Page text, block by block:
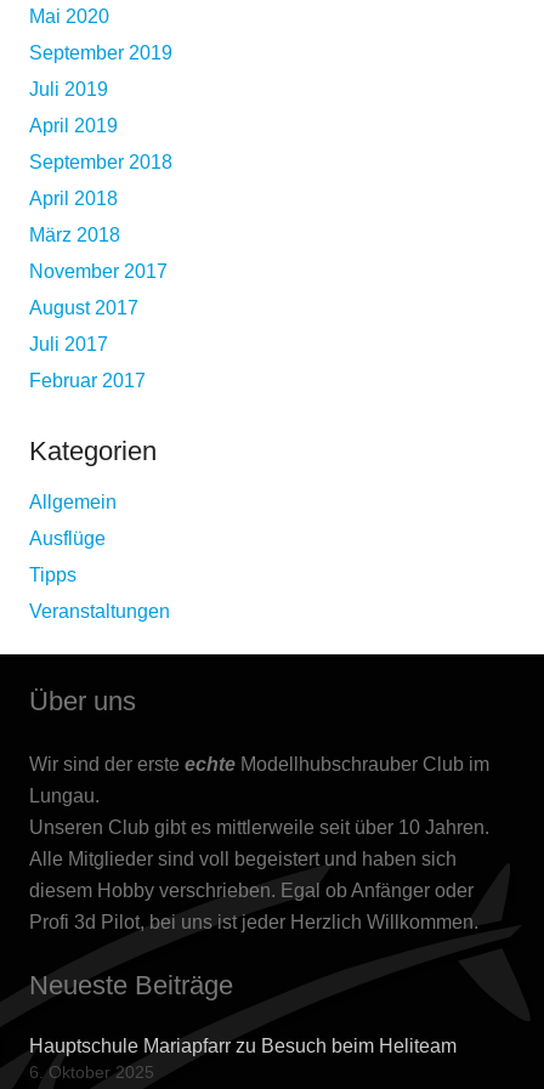
Mai 2020
September 2019
Juli 2019
April 2019
September 2018
April 2018
März 2018
November 2017
August 2017
Juli 2017
Februar 2017
Kategorien
Allgemein
Ausflüge
Tipps
Veranstaltungen
Über uns
Wir sind der erste echte Modellhubschrauber Club im
Lungau.
Unseren Club gibt es mittlerweile seit über 10 Jahren.
Alle Mitglieder sind voll begeistert und haben sich
diesem Hobby verschrieben. Egal ob Anfänger oder
Profi 3d Pilot, bei uns ist jeder Herzlich Willkommen.
Neueste Beiträge
Hauptschule Mariapfarr zu Besuch beim Heliteam
6. Oktober 2025